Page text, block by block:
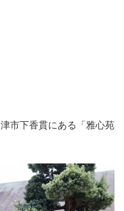
市下香貫にある「雅心苑